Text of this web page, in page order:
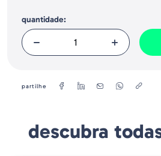
Tipo - Floating
Tamanho - 24.5 cm
Peso - 107 grs
quantidade:
partilhe
descubra